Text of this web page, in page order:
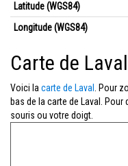
Latitude (WGS84)
Longitude (WGS84)
Carte de Laval
Voici la carte de Laval
. Pour
bas de la carte de Laval.
souris ou votre doigt.